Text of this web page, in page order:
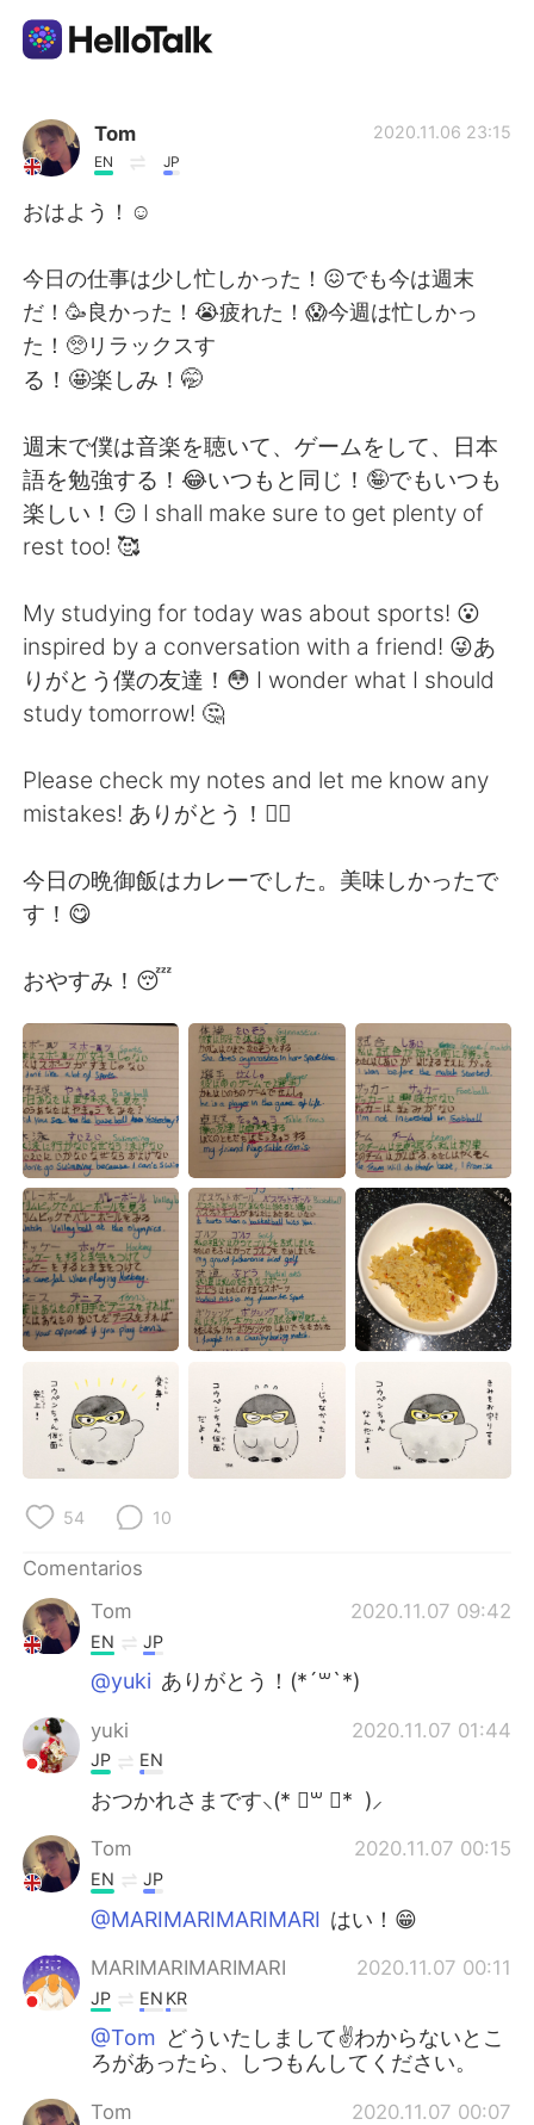
Aplicación de intercambio de idiomas
AI Grammar Checker
English
Français Deutsch
日本語
Русский ไทย
Indonesia Italiano
Türkçe
Português
Tom
EN JP
2020.11.06 23:15
おはよう！☺️
今日の仕事は少し忙しかった！😖でも今は週末
だ！🥳良かった！😭疲れた！😱今週は忙しかっ
た！🥺リラックスす
る！🤩楽しみ！🤭
週末で僕は音楽を聴いて、ゲームをして、日本
語を勉強する！😂いつもと同じ！🤪でもいつも
楽しい！😏 I shall make sure to get plenty of
rest too! 🥰
My studying for today was about sports! 😮
inspired by a conversation with a friend! 😜あ
りがとう僕の友達！😳 I wonder what I should
study tomorrow! 🤔
Please check my notes and let me know any
mistakes! ありがとう！🙇‍♂️
今日の晩御飯はカレーでした。美味しかったで
す！😋
おやすみ！😴
54 10
Comentarios
Tom
2020.11.07 09:42
EN JP
@yuki ありがとう！(*´꒳`*)
yuki 2020.11.07 01:44
JP EN
おつかれさまです⸜(* ॑꒳ ॑* )⸝
Tom 2020.11.07 00:15
EN JP
@MARIMARIMARIMARI はい！😁
MARIMARIMARIMARI 2020.11.07 00:11
JP EN KR
@Tom どういたしまして✌わからないとこ
ろがあったら、しつもんしてください。
Tom 2020.11.07 00:07